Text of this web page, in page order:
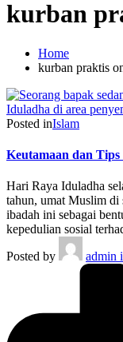
kurban
Home
kurban praktis
Posted inIslam
Keutamaan dan
Hari Raya Iduladha
tahun, umat Muslim di
ibadah ini sebagai
kepedulian sosial
Posted by
admin